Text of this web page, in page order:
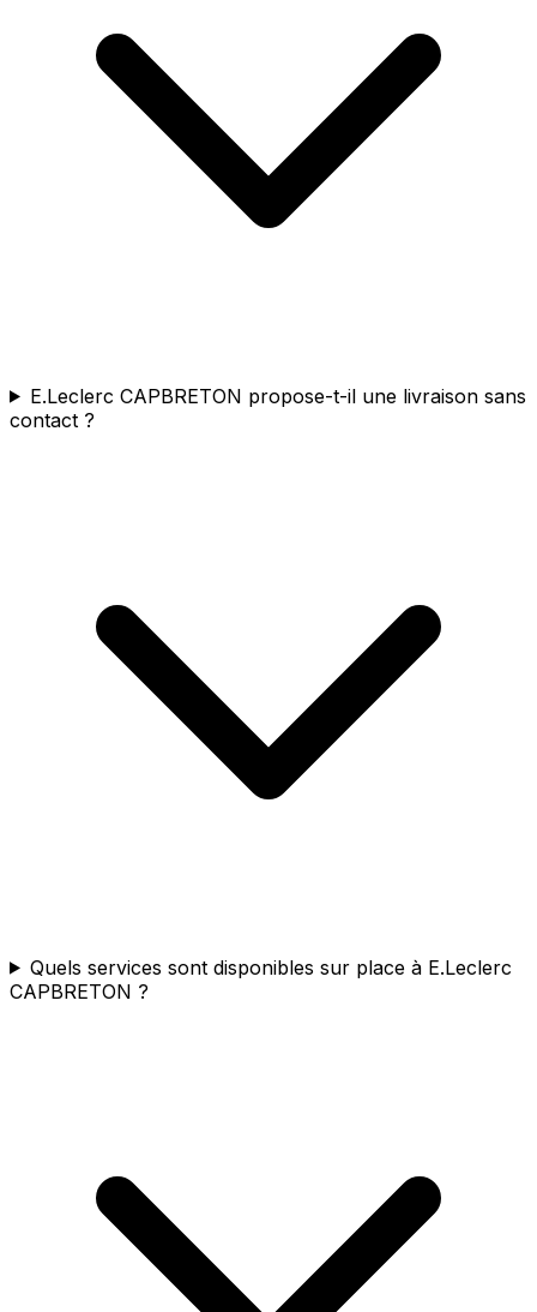
E.Leclerc CAPBRETON propose-t-il une livraison sans
contact ?
Quels services sont disponibles sur place à E.Leclerc
CAPBRETON ?